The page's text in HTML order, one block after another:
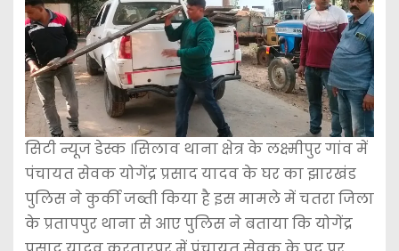
सिटी न्यूज डेस्क ।सिलाव थाना क्षेत्र के लक्ष्मीपुर गांव में
पंचायत सेवक योगेंद्र प्रसाद यादव के घर का झारखंड
पुलिस ने कुर्की जब्ती किया है इस मामले में चतरा जिला
के प्रतापपुर थाना से आए पुलिस ने बताया कि योगेंद्र